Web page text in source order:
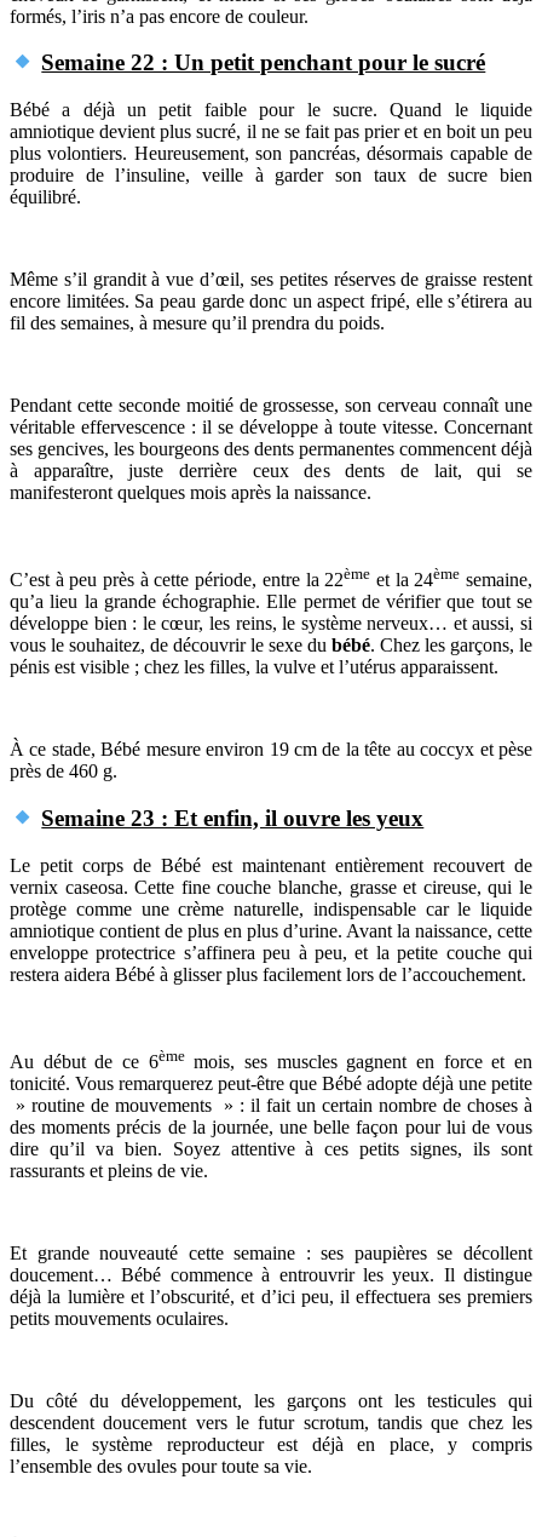
formés, l’iris n’a pas encore de couleur.
Semaine 22 : Un petit penchant pour le sucré
Bébé a déjà un petit faible pour le sucre. Quand le liquide
amniotique devient plus sucré, il ne se fait pas prier et en boit un peu
plus volontiers. Heureusement, son pancréas, désormais capable de
produire de l’insuline, veille à garder son taux de sucre bien
équilibré.
Même s’il grandit à vue d’œil, ses petites réserves de graisse restent
encore limitées. Sa peau garde donc un aspect fripé, elle s’étirera au
fil des semaines, à mesure qu’il prendra du poids.
Pendant cette seconde moitié de grossesse, son cerveau connaît une
véritable effervescence : il se développe à toute vitesse. Concernant
ses gencives, les bourgeons des dents permanentes commencent déjà
à apparaître, juste derrière ceux des dents de lait, qui se
manifesteront quelques mois après la naissance.
C’est à peu près à cette période, entre la 22ème et la 24ème semaine,
qu’a lieu la grande échographie. Elle permet de vérifier que tout se
développe bien : le cœur, les reins, le système nerveux… et aussi, si
vous le souhaitez, de découvrir le sexe du bébé. Chez les garçons, le
pénis est visible ; chez les filles, la vulve et l’utérus apparaissent.
À ce stade, Bébé mesure environ 19 cm de la tête au coccyx et pèse
près de 460 g.
Semaine 23 : Et enfin, il ouvre les yeux
Le petit corps de Bébé est maintenant entièrement recouvert de
vernix caseosa. Cette fine couche blanche, grasse et cireuse, qui le
protège comme une crème naturelle, indispensable car le liquide
amniotique contient de plus en plus d’urine. Avant la naissance, cette
enveloppe protectrice s’affinera peu à peu, et la petite couche qui
restera aidera Bébé à glisser plus facilement lors de l’accouchement.
Au début de ce 6èmemois, ses muscles gagnent en force et en
tonicité. Vous remarquerez peut-être que Bébé adopte déjà une petite
» routine de mouvements » : il fait un certain nombre de choses à
des moments précis de la journée, une belle façon pour lui de vous
dire qu’il va bien. Soyez attentive à ces petits signes, ils sont
rassurants et pleins de vie.
Et grande nouveauté cette semaine : ses paupières se décollent
doucement… Bébé commence à entrouvrir les yeux. Il distingue
déjà la lumière et l’obscurité, et d’ici peu, il effectuera ses premiers
petits mouvements oculaires.
Du côté du développement, les garçons ont les testicules qui
descendent doucement vers le futur scrotum, tandis que chez les
filles, le système reproducteur est déjà en place, y compris
l’ensemble des ovules pour toute sa vie.